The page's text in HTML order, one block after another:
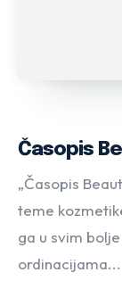
Časopis
„Časopis
teme kozmetike,
ga u svim
ordinacijama...